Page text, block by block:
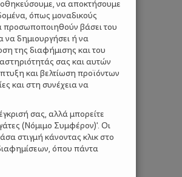
να αποκτήσουμε
όπως μοναδικούς
προσωποποιηθούν βάσει του
να δημιουργήσει ή να
της διαφήμισης και του
σας και αυτών
και βελτίωση προϊόντων
και στη συνέχεια να
σας, αλλά μπορείτε
(Νόμιμο Συμφέρον)'. Οι
στιγμή κάνοντας κλικ στο
όπου πάντα